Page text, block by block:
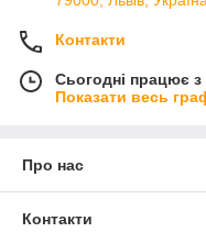
Контакти
Сьогодні працює
Показати весь
Про нас
Контакти